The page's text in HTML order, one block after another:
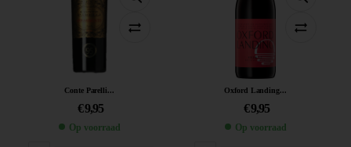
Conte Parelli...
€9,95
Op voorraad
Oxford Landing...
€9,95
Op voorraad